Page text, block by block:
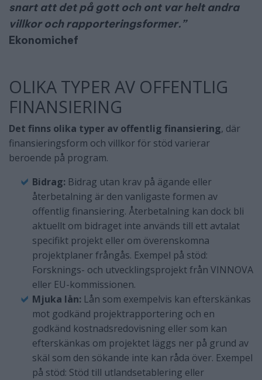
snart att det på gott och ont var helt andra
villkor och rapporteringsformer.”
Ekonomichef
OLIKA TYPER AV OFFENTLIG
FINANSIERING
Det finns olika typer av offentlig finansiering, där
finansieringsform och villkor för stöd varierar
beroende på program.
Bidrag: Bidrag utan krav på ägande eller
återbetalning är den vanligaste formen av
offentlig finansiering. Återbetalning kan dock bli
aktuellt om bidraget inte används till ett avtalat
specifikt projekt eller om överenskomna
projektplaner frångås. Exempel på stöd:
Forsknings- och utvecklingsprojekt från VINNOVA
eller EU-kommissionen.
Mjuka lån: Lån som exempelvis kan efterskänkas
mot godkänd projektrapportering och en
godkänd kostnadsredovisning eller som kan
efterskänkas om projektet läggs ner på grund av
skäl som den sökande inte kan råda över. Exempel
på stöd: Stöd till utlandsetablering eller